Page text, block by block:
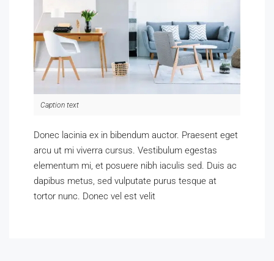
Caption text
Donec lacinia ex in bibendum auctor. Praesent eget
arcu ut mi viverra cursus. Vestibulum egestas
elementum mi, et posuere nibh iaculis sed. Duis ac
dapibus metus, sed vulputate purus tesque at
tortor nunc. Donec vel est velit